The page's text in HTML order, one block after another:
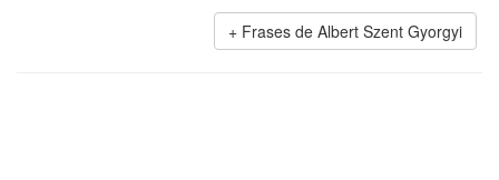
Frases de Albert Szent Gyorgyi